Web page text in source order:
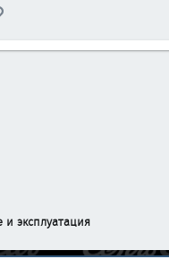
Ссылка
эксплуатация